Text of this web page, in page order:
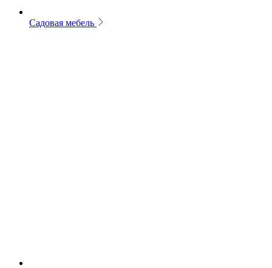
Садовая мебель